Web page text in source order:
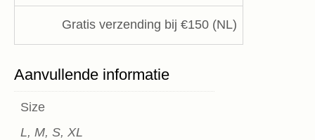
aantal
Gratis verzending bij €150 (NL)
Aanvullende informatie
Size
L, M, S, XL